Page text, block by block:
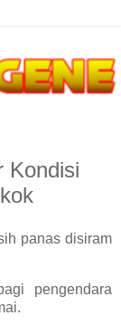
Kondisi
panas disiram
pengendara